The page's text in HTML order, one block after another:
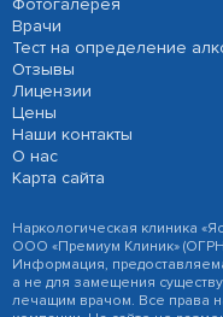
Фотогалерея
Врачи
Тест на определение
Отзывы
Лицензии
Цены
Наши контакты
О нас
Карта сайта
Наркологическая клиника
ООО «Премиум Клиник»
Информация,
а не для замещения
лечащим врачом. Все права